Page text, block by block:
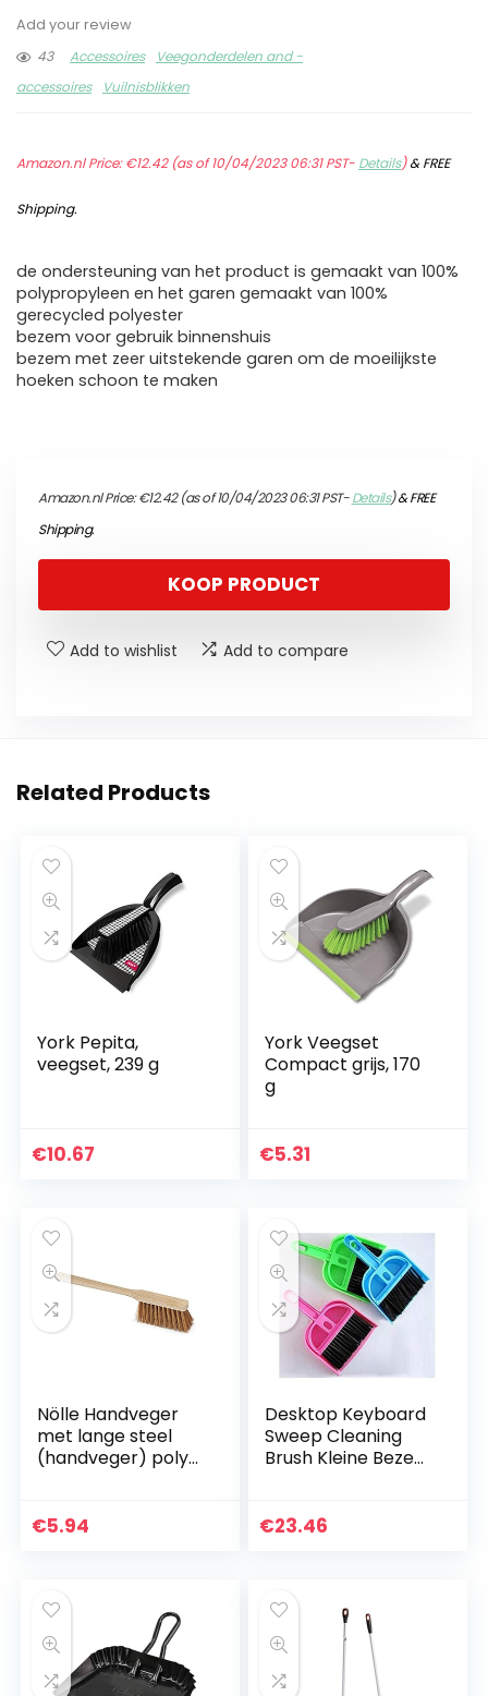
Add your review
43
Accessoires
Veegonderdelen and -
accessoires
Vuilnisblikken
Amazon.nl Price:€12.42(as of 10/04/2023 06:31 PST- Details)&FREE
Shipping.
de ondersteuning van het product is gemaakt van 100%
polypropyleen en het garen gemaakt van 100%
gerecycled polyester
bezem voor gebruik binnenshuis
bezem met zeer uitstekende garen om de moeilijkste
hoeken schoon te maken
Amazon.nl Price:€12.42(as of 10/04/2023 06:31 PST-Details)&FREE
Shipping.
KOOP PRODUCT
Add to wishlist Add to compare
Related Products
York Pepita,
veegset, 239 g
€10.67
York Veegset
Compact grijs, 170
g
€5.31
Nölle Handveger
met lange steel
(handveger) poly-
€5.94
Desktop Keyboard
Sweep Cleaning
Brush Kleine Bezem
Gereedschap Mini
€23.46